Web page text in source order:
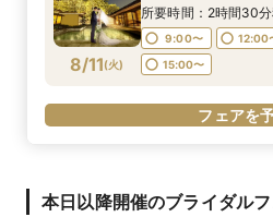
8/11(火)
所要時間：2時間30
9:00〜
12:00
15:00〜
フェアを
本日以降開催のブライダル